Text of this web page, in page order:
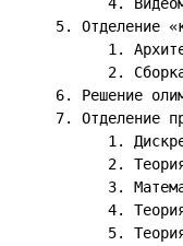
5. Отделение
1.
2.
6. Решение
7. Отделение
1.
2.
3.
4.
5.